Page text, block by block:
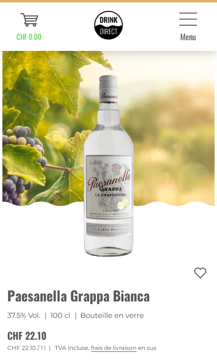
CHF 0.00 Menu
Paesanella Grappa Bianca
37.5% Vol. | 100 cl | Bouteille en verre
CHF 22.10
CHF 22.10 / 1 l TVA incluse, frais de livraison en sus